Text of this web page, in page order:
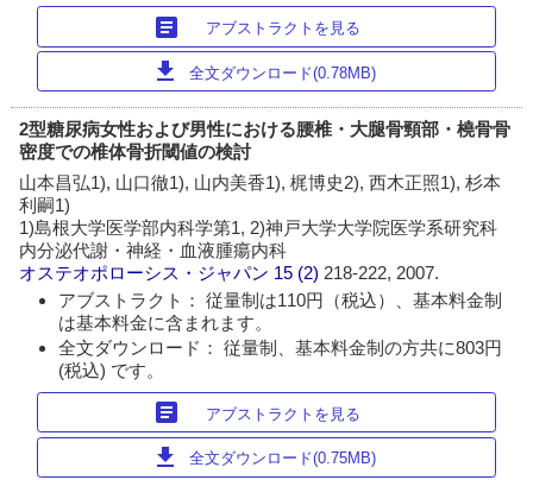
article アブストラクトを見る
download 全文ダウンロード(0.78MB)
2型糖尿病女性および男性における腰椎・大腿骨頸部・橈骨骨
密度での椎体骨折閾値の検討
山本昌弘1), 山口徹1), 山内美香1), 梶博史2), 西木正照1), 杉本
利嗣1)
1)島根大学医学部内科学第1, 2)神戸大学大学院医学系研究科
内分泌代謝・神経・血液腫瘍内科
オステオポローシス・ジャパン 15 (2) 218-222, 2007.
アブストラクト： 従量制は110円（税込）、基本料金制
は基本料金に含まれます。
全文ダウンロード： 従量制、基本料金制の方共に803円
(税込) です。
article アブストラクトを見る
download 全文ダウンロード(0.75MB)